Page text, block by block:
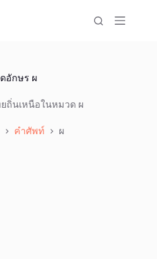
อักษร ผ
ถิ่นเหนือในหมวด ผ
คำศัพท์ ผ